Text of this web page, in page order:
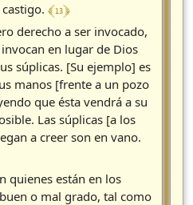
﴾ 13 ﴿
derecho a ser invocado,
en lugar de Dios
súplicas. [Su ejemplo] es
manos [frente a un pozo
que ésta vendrá a su
Las súplicas [a los
a creer son en vano.
quienes están en los
o mal grado, tal como